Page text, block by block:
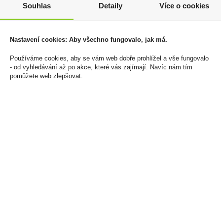
Souhlas Detaily Více o cookies
Nastavení cookies: Aby všechno fungovalo, jak má.
Používáme cookies, aby se vám web dobře prohlížel a vše fungovalo
- od vyhledávání až po akce, které vás zajímají. Navíc nám tím
pomůžete web zlepšovat.